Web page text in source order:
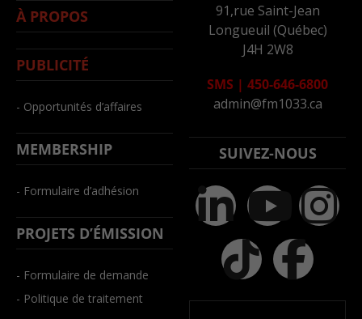
À PROPOS
PUBLICITÉ
- Opportunités d’affaires
MEMBERSHIP
- Formulaire d’adhésion
PROJETS D’ÉMISSION
- Formulaire de demande
- Politique de traitement
91,rue Saint-Jean
Longueuil (Québec)
J4H 2W8
SMS | 450-646-6800
admin@fm1033.ca
SUIVEZ-NOUS